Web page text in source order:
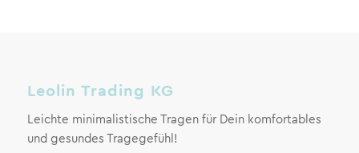
Leolin Trading KG
Leichte minimalistische Tragen für Dein komfortables
und gesundes Tragegefühl!